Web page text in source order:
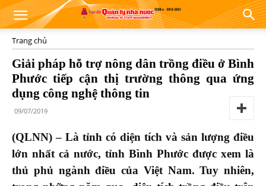
Trang chủ
Giải pháp hỗ trợ nông dân trồng điều ở Bình
Phước tiếp cận thị trường thông qua ứng
dụng công nghệ thông tin
09/07/2019
(QLNN) – Là tỉnh có diện tích và sản lượng điều
lớn nhất cả nước, tỉnh Bình Phước được xem là
thủ phủ ngành điều của Việt Nam. Tuy nhiên,